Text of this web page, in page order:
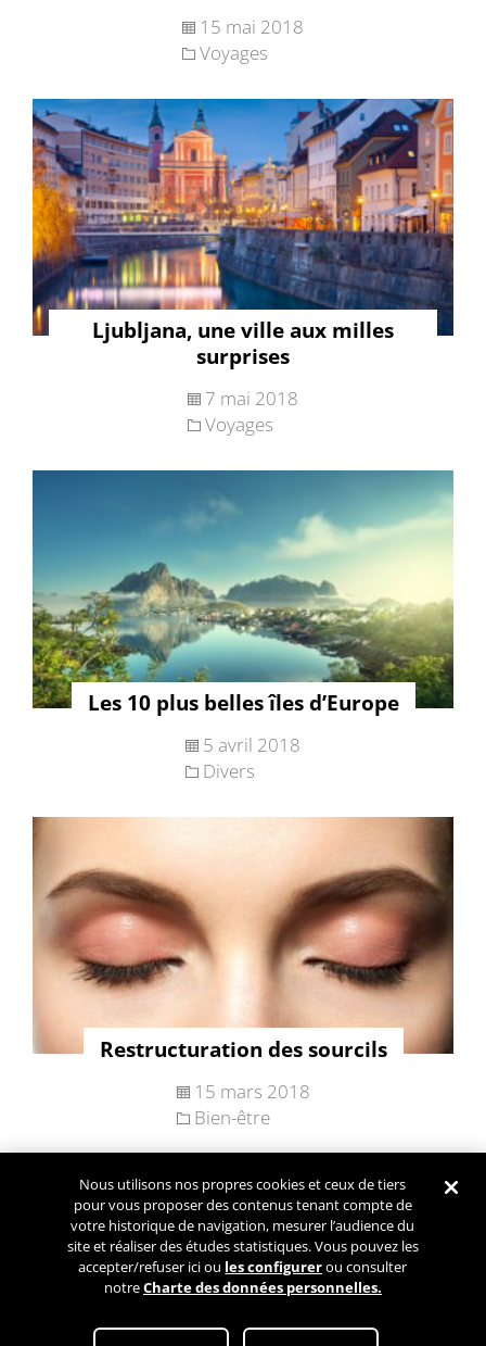
15 mai 2018
Voyages
Ljubljana, une ville aux milles
surprises
7 mai 2018
Voyages
Les 10 plus belles îles d’Europe
5 avril 2018
Divers
Restructuration des sourcils
15 mars 2018
Bien-être
Navigation
des
articles
Articles plus
anciens
Conditions Générales d’Utilisation Paramétrez mes cookies
Nous utilisons nos propres cookies et ceux de tiers
pour vous proposer des contenus tenant compte de
votre historique de navigation, mesurer l’audience du
site et réaliser des études statistiques. Vous pouvez les
accepter/refuser ici ou les configurerou consulter
notreCharte des données personnelles.